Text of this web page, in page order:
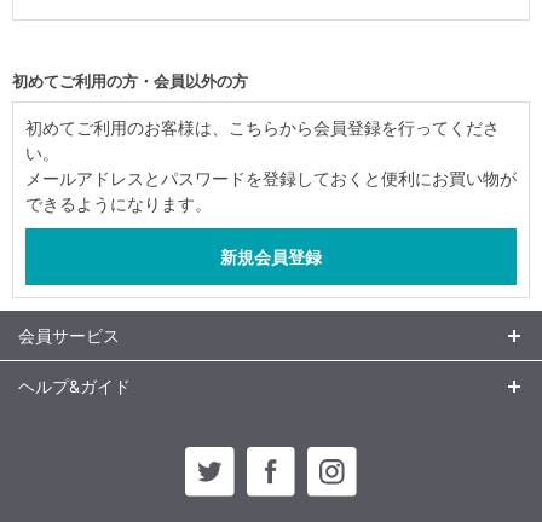
初めてご利用の方・会員以外の方
初めてご利用のお客様は、こちらから会員登録を行ってくださ
い。
メールアドレスとパスワードを登録しておくと便利にお買い物が
できるようになります。
会員サービス
ヘルプ&ガイド